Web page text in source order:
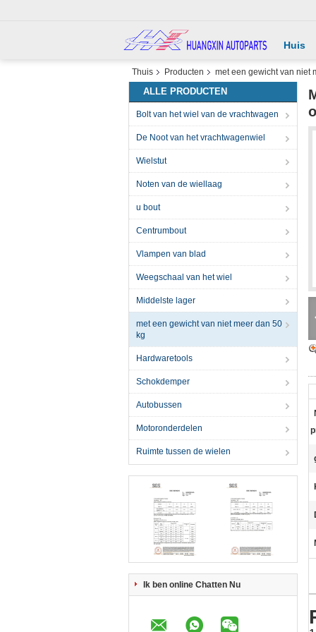
Huis
Thuis Producten met een gewicht van niet
ALLE PRODUCTEN
Bolt van het wiel van de vrachtwagen
De Noot van het vrachtwagenwiel
Wielstut
Noten van de wiellaag
u bout
Centrumbout
Vlampen van blad
Weegschaal van het wiel
Middelste lager
met een gewicht van niet meer dan 50
kg
Hardwaretools
Schokdemper
Autobussen
Motoronderdelen
Ruimte tussen de wielen
Ik ben online Chatten Nu